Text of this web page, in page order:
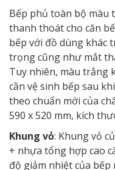
Bếp phủ toàn bộ màu
thanh thoát cho căn
bếp với đồ dùng khác
trọng cũng như mắt
Tuy nhiên, màu trắng
cần vệ sinh bếp sau
theo chuẩn mới của
590 x 520 mm, kích
Khung vỏ: Khung vỏ
+ nhựa tổng hợp cao
độ giảm nhiệt của